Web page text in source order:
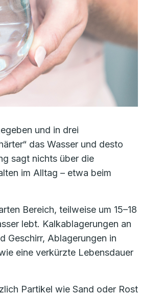
und in drei
das Wasser und desto
sagt nichts über die
im Alltag – etwa beim
Bereich, teilweise um 15–18
lebt. Kalkablagerungen an
Geschirr, Ablagerungen in
eine verkürzte Lebensdauer
Partikel wie Sand oder Rost